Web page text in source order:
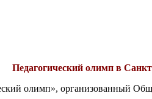
Педагогический олимп в
олимп», организованный